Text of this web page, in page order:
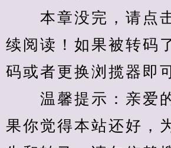
本章没完，请点
续阅读！如果被转码
码或者更换浏揽器即
温馨提示：亲爱
果你觉得本站还好，